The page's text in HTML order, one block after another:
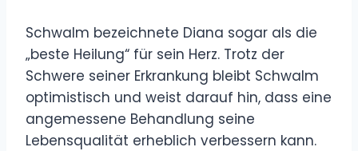
Schwalm bezeichnete Diana sogar als die
„beste Heilung“ für sein Herz. Trotz der
Schwere seiner Erkrankung bleibt Schwalm
optimistisch und weist darauf hin, dass eine
angemessene Behandlung seine
Lebensqualität erheblich verbessern kann.